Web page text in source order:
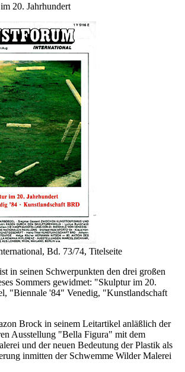
20. Jahrhundert
Bd. 73/74, Titelseite
in seinen Schwerpunkten den drei großen
Sommers gewidmet: "Skulptur im 20.
"Biennale '84" Venedig, "Kunstlandschaft
Brock in seinem Leitartikel anläßlich der
Ausstellung "Bella Figura" mit dem
und der neuen Bedeutung der Plastik als
inmitten der Schwemme Wilder Malerei